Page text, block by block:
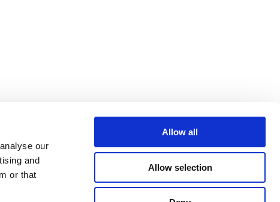
our
and
or that
Allow all
Allow selection